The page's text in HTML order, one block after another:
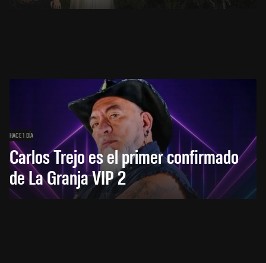
HACE 1 DÍA
Carlos Trejo es el primer confirmado
de La Granja VIP 2